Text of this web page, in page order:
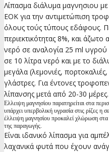
Λίπασμα διάλυμα μαγνησιου
ΕΟΚ για την αντιμετώπιση
όλους τούς τύπους εδάφους.
περιεκτικότητας 8%, και
νερό σε αναλογία 25 ml
σε 10 λίτρα νερό και με το
μεγάλα (λεμονιές,
γλάστρες. Για έντονες
λίπανσης μετά από 20-30 μέρες.
Ελλειψη μαγνησίου παρατηρείται στα
υπάρχει υπερβολική υγρασία στις ρίζες η
έλλειψη μαγνησίου προκαλεί χλώρωση
της παραγωγής.
Είναι ιδανικό λίπασμα για
λαχανικά φυτά που έχουν